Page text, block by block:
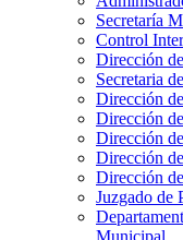
Secretaría
Control
Dirección
Secretaria
Dirección
Dirección
Dirección
Dirección
Dirección
Juzgado de